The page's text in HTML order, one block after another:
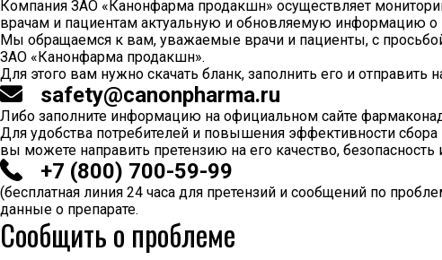
Компания ЗАО «Канонфарма продакшн» осуществляет
врачам и пациентам актуальную и обновляемую информацию о
Мы обращаемся к вам, уважаемые врачи и пациенты, с
ЗАО «Канонфарма продакшн».
Для этого вам нужно скачать бланк, заполнить его и отправить
safety@canonpharma.ru
Либо заполните информацию на официальном сайте
Для удобства потребителей и повышения эффективности
вы можете направить претензию на его качество,
+7 (800) 700-59-99
(бесплатная линия 24 часа для претензий и сообщений по
данные о препарате.
Сообщить о проблеме